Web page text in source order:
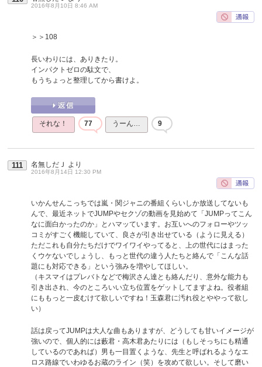
2016年8月10日 8:46 AM
＞＞108
長いわりには、ありきたり。
インパクトゼロの駄文で、
もうちょっと整理してから書けよ。
それな！ 77 うーん… 9
111 名無しだＪ より
2016年8月14日 12:30 PM
いかんせんこっちでは嵐・関ジャニの番組くらいしか放送してないも
んで、最近ネットでJUMPやセクゾの動画を見始めて「JUMPってこん
なに面白かったのか」とハマッています。お互いへのフォローやツッ
コミがすごく機能していて、良さが引き出せている（ように見える）
ただこれも自分たちだけでワイワイやってると、上の世代にはまった
くウケないでしょうし、もっと世代の違う人たちと絡んで「こんな話
題にも対応できる」という強みを増やしてほしい。
（キスマイはプレバトなどで梅沢さん達とも絡んだり、意外な能力も
引き出され、今のところいい立ち位置をゲットしてますよね。役者組
にももっと一皮むけて欲しいですね！玉森君に汚れ役とややって欲し
い）
話は戻ってJUMPは大人な曲もありますが、どうしても甘いイメージが
強いので、個人的には藪君・高木君あたりには（もしそっちにも精通
しているのであれば）男も一目置くような、先生と呼ばれるようなエ
ロス路線でいわゆるお蔵のライン（笑）を攻めて欲しい。そして磨い